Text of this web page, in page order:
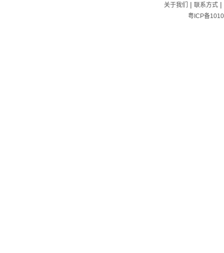
关于我们 | 联系方式|
粤ICP备